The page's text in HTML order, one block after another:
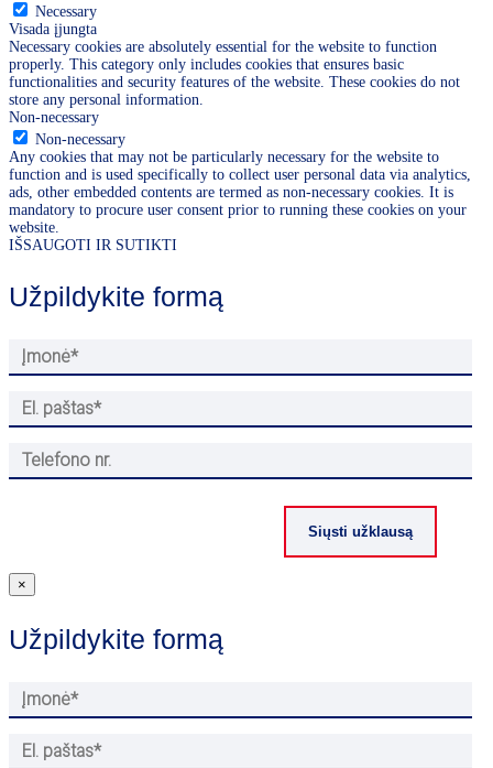
Necessary
Visada įjungta
Necessary cookies are absolutely essential for the website to function
properly. This category only includes cookies that ensures basic
functionalities and security features of the website. These cookies do not
store any personal information.
Non-necessary
Non-necessary
Any cookies that may not be particularly necessary for the website to
function and is used specifically to collect user personal data via analytics,
ads, other embedded contents are termed as non-necessary cookies. It is
mandatory to procure user consent prior to running these cookies on your
website.
IŠSAUGOTI IR SUTIKTI
Užpildykite formą
×
Užpildykite formą